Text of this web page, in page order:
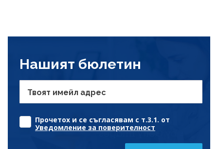
Нашият бюлетин
Твоят имейл адрес
Прочетох и се съгласявам с т.3.1. от
Уведомление за поверителност